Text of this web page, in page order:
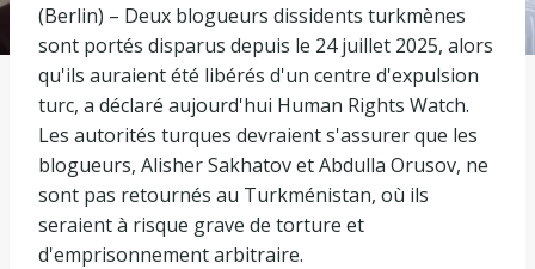
(Berlin) – Deux blogueurs dissidents turkmènes
sont portés disparus depuis le 24 juillet 2025, alors
qu'ils auraient été libérés d'un centre d'expulsion
turc, a déclaré aujourd'hui Human Rights Watch.
Les autorités turques devraient s'assurer que les
blogueurs, Alisher Sakhatov et Abdulla Orusov, ne
sont pas retournés au Turkménistan, où ils
seraient à risque grave de torture et
d'emprisonnement arbitraire.